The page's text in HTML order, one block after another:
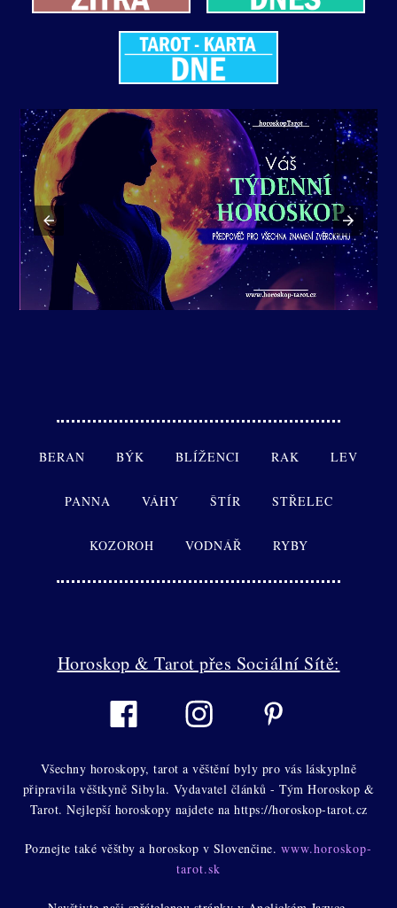
BERAN BÝK BLÍŽENCI RAK LEV
PANNA VÁHY ŠTÍR STŘELEC
KOZOROH VODNÁŘ RYBY
Horoskop & Tarot přes Sociální Sítě:
Všechny horoskopy, tarot a věštění byly pro vás láskyplně
připravila věštkyně Sibyla. Vydavatel článků - Tým Horoskop &
Tarot. Nejlepší horoskopy najdete na https://horoskop-tarot.cz
Poznejte také věštby a horoskop v Slovenčine. www.horoskop-
tarot.sk